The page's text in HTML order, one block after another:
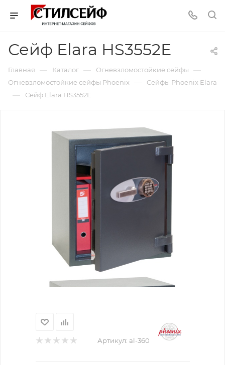
Сейф Elara HS3552E
Главная — Каталог — Огневзломостойкие сейфы —
Огневзломостойкие сейфы Phoenix — Сейфы Phoenix Elara
— Сейф Elara HS3552E
Артикул: al-360